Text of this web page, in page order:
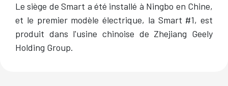
Le siège de Smart a été installé à Ningbo en Chine,
et le premier modèle électrique, la Smart #1, est
produit dans l'usine chinoise de Zhejiang Geely
Holding Group.